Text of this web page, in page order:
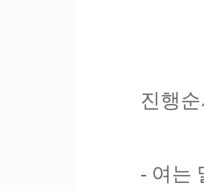
진행
- 여는